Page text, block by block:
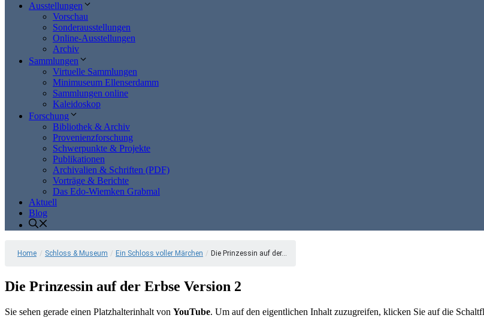
Ausstellungen
Vorschau
Sonderausstellungen
Online-Ausstellungen
Archiv
Sammlungen
Virtuelle Sammlungen
Minimuseum Ellenserdamm
Sammlungen online
Kaleidoskop
Forschung
Bibliothek & Archiv
Provenienzforschung
Schwerpunkte & Projekte
Publikationen
Archivalien & Schriften (PDF)
Vorträge & Berichte
Das Edo-Wiemken Grabmal
Aktuell
Blog
Home / Schloss & Museum / Ein Schloss voller Märchen / Die Prinzessin auf der...
Die Prinzessin auf der Erbse Version 2
Sie sehen gerade einen Platzhalterinhalt von YouTube. Um auf den eigentlichen Inhalt zuzugreifen, klicken Sie auf die